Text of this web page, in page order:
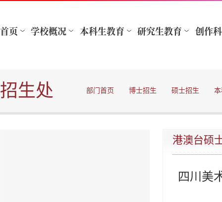
招生处 部门首页 博士招生 硕士招生
港澳台硕
四川美